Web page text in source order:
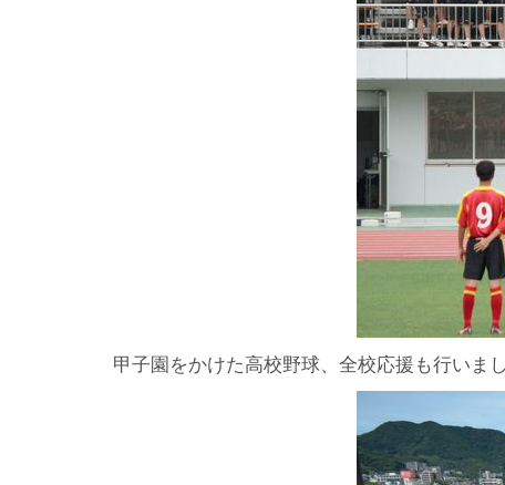
甲子園をかけた高校野球、全校応援も行いま